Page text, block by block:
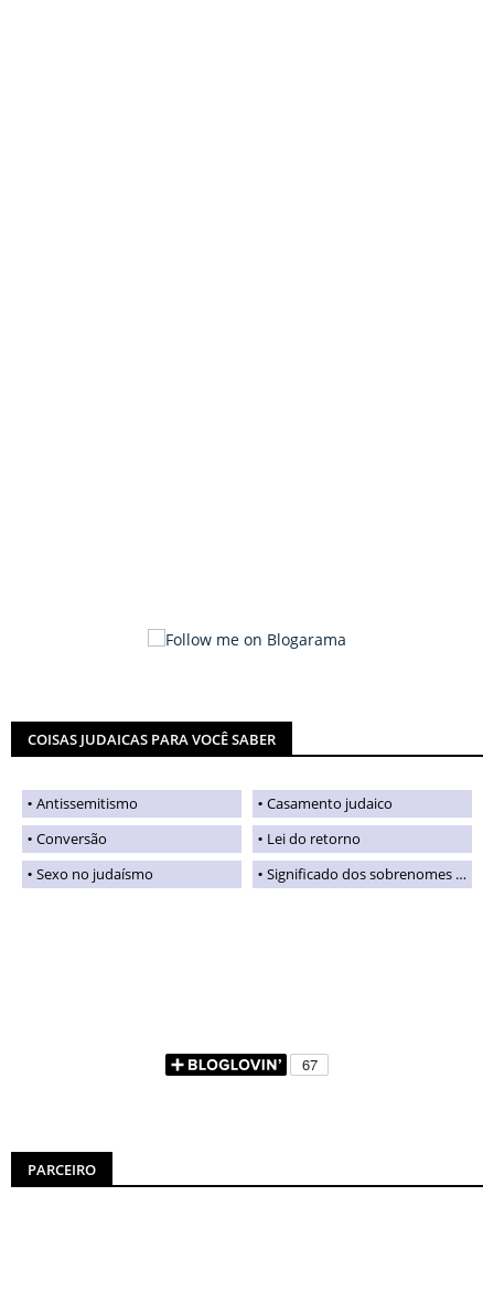
COISAS JUDAICAS PARA VOCÊ SABER
Antissemitismo
Casamento judaico
Conversão
Lei do retorno
Sexo no judaísmo
Significado dos sobrenomes judaicos
PARCEIRO